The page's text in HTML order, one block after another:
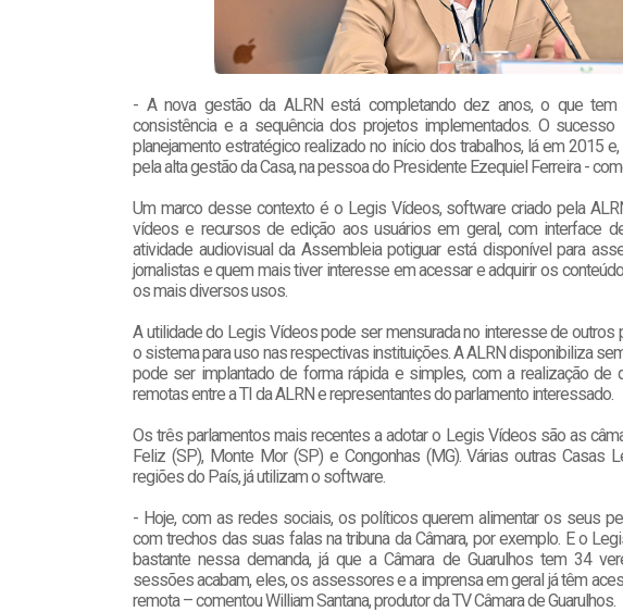
- A nova gestão da ALRN está completando dez anos, o que tem
consistência e a sequência dos projetos implementados. O sucesso
planejamento estratégico realizado no início dos trabalhos, lá em 2015
pela alta gestão da Casa, na pessoa do Presidente Ezequiel Ferreira -
Um marco desse contexto é o Legis Vídeos, software criado pela
vídeos e recursos de edição aos usuários em geral, com interface
atividade audiovisual da Assembleia potiguar está disponível para
jornalistas e quem mais tiver interesse em acessar e adquirir os
os mais diversos usos.
A utilidade do Legis Vídeos pode ser mensurada no interesse de outros
o sistema para uso nas respectivas instituições. A ALRN disponibiliza
pode ser implantado de forma rápida e simples, com a realização de
remotas entre a TI da ALRN e representantes do parlamento interessado.
Os três parlamentos mais recentes a adotar o Legis Vídeos são as
Feliz (SP), Monte Mor (SP) e Congonhas (MG). Várias outras Casas
regiões do País, já utilizam o software.
- Hoje, com as redes sociais, os políticos querem alimentar os seus
com trechos das suas falas na tribuna da Câmara, por exemplo. E o
bastante nessa demanda, já que a Câmara de Guarulhos tem 34
sessões acabam, eles, os assessores e a imprensa em geral já têm
remota – comentou William Santana, produtor da TV Câmara de Guarulhos.